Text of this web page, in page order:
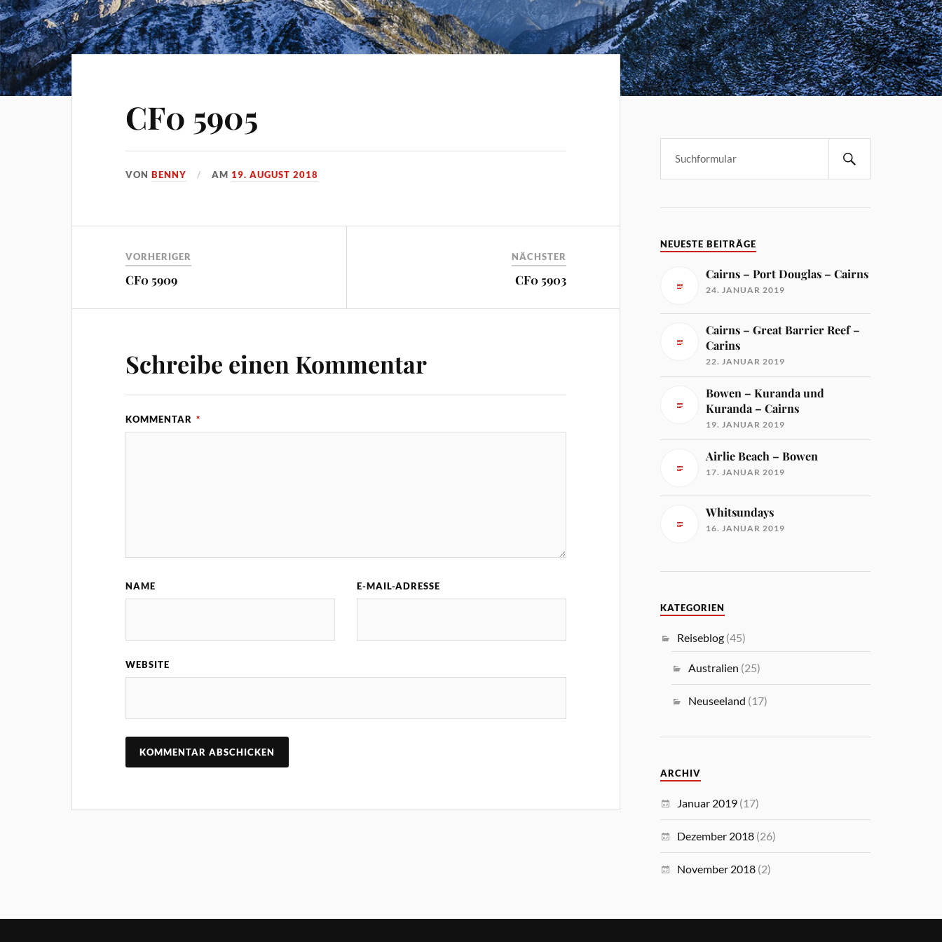
CF0 5905
VONBENNY AM 19. AUGUST 2018
VORHERIGER
CF0 5909
NÄCHSTER
CF0 5903
Schreibe einen Kommentar
KOMMENTAR *
NAME E-MAIL-ADRESSE
WEBSITE
NEUESTE BEITRÄGE
Cairns – Port Douglas – Cairns
24. JANUAR 2019
Cairns – Great Barrier Reef –
Carins
22. JANUAR 2019
Bowen – Kuranda und
Kuranda – Cairns
19. JANUAR 2019
Airlie Beach – Bowen
17. JANUAR 2019
Whitsundays
16. JANUAR 2019
KATEGORIEN
Reiseblog (45)
Australien (25)
Neuseeland (17)
ARCHIV
Januar 2019 (17)
Dezember 2018 (26)
November 2018 (2)